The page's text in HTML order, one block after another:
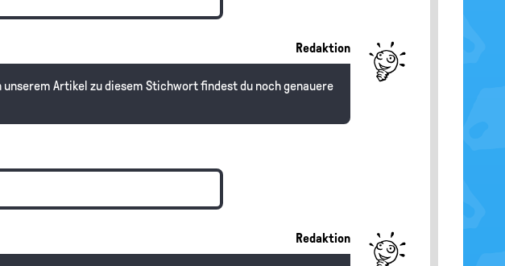
Redaktion
unserem Artikel zu diesem Stichwort findest du noch genauere
Redaktion